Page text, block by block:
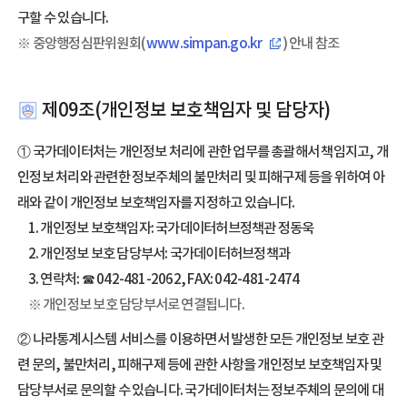
구할 수 있습니다.
※ 중앙행정심판위원회(www.simpan.go.kr ) 안내 참조
제09조(개인정보 보호책임자 및 담당자)
① 국가데이터처는 개인정보 처리에 관한 업무를 총괄해서 책임지고, 개
인정보 처리와 관련한 정보주체의 불만처리 및 피해구제 등을 위하여 아
래와 같이 개인정보 보호책임자를 지정하고 있습니다.
1. 개인정보 보호책임자: 국가데이터허브정책관 정동욱
2. 개인정보 보호 담당부서: 국가데이터허브정책과
3. 연락처: ☎ 042-481-2062, FAX: 042-481-2474
※ 개인정보 보호 담당부서로 연결됩니다.
② 나라통계시스템 서비스를 이용하면서 발생한 모든 개인정보 보호 관
련 문의, 불만처리, 피해구제 등에 관한 사항을 개인정보 보호책임자 및
담당부서로 문의할 수 있습니다. 국가데이터처는 정보주체의 문의에 대